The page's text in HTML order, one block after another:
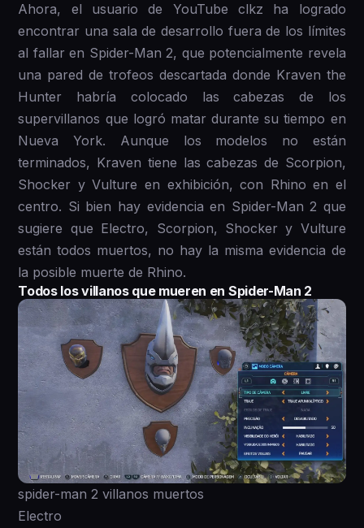
Ahora, el usuario de YouTube clkz ha logrado
encontrar una sala de desarrollo fuera de los límites
al fallar en Spider-Man 2, que potencialmente revela
una pared de trofeos descartada donde Kraven the
Hunter habría colocado las cabezas de los
supervillanos que logró matar durante su tiempo en
Nueva York. Aunque los modelos no están
terminados, Kraven tiene las cabezas de Scorpion,
Shocker y Vulture en exhibición, con Rhino en el
centro. Si bien hay evidencia en Spider-Man 2 que
sugiere que Electro, Scorpion, Shocker y Vulture
están todos muertos, no hay la misma evidencia de
la posible muerte de Rhino.
Todos los villanos que mueren en Spider-Man 2
spider-man 2 villanos muertos
Electro